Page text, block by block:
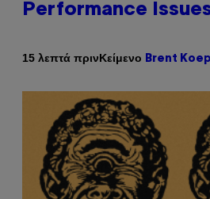
Performance
15 λεπτά πρινΚείμενο Brent